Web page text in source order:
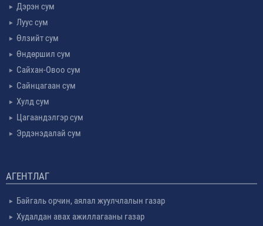
Дэрэн сум
Луус сум
Өлзийт сум
Өндөршил сум
Сайхан-Овоо сум
Сайнцагаан сум
Хулд сум
Цагаандэлгэр сум
Эрдэнэдалай сум
АГЕНТЛАГ
Байгаль орчин, аялал жуулчлалын газар
Худалдан авах ажиллагааны газар